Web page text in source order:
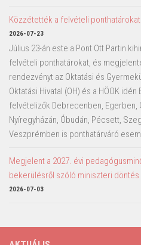
Közzétették a felvételi ponthatárokat
2026-07-23
Július 23-án este a Pont Ott Partin
felvételi ponthatárokat, és
rendezvényt az Oktatási és
Oktatási Hivatal (OH) és a HÖOK
felvételizők Debrecenben, Egerben,
Nyíregyházán, Óbudán, Pécsett,
Veszprémben is ponthatárváró
Megjelent a 2027. évi
bekerülésről szóló miniszteri döntés
2026-07-03